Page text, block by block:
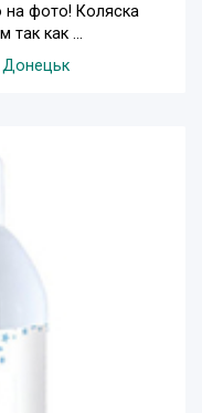
на фото! Коляска
так как ...
Донецьк